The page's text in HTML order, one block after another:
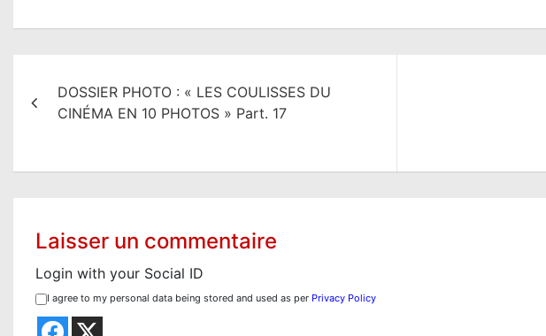
i
DOSSIER PHOTO : « LES COULISSES DU
CINÉMA EN 10 PHOTOS » Part. 17
Laisser un commentaire
Login with your Social ID
I agree to my personal data being stored and used as per Privacy Policy